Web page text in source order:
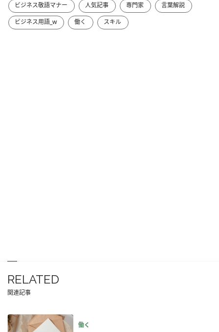
ビジネス敬語マナー 人気記事 専門家
言葉解説
ビジネス用語_w
働く スキル
RELATED
関連記事
働く